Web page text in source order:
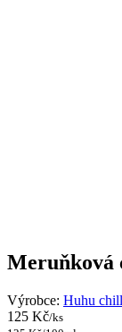
Meruňková
Výrobce: Huhu
125 Kč/ks